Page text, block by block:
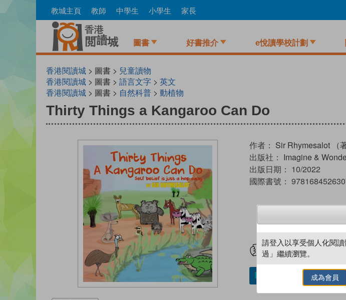
to
教城主頁 教師 中學生 小學生 家長
圖書 好書推介 e悅讀學校計劃
香港閱讀城 > 圖書 > 兒童讀物
香港閱讀城 > 圖書 > 語言文字 > 英文
香港閱讀城 > 圖書 > 自然科普 > 動植物
Thirty Things a Kangaroo Can Do
作者： Sir Rhymesalot （著
出版社： Imagine &
出版日期： 10/2022
國際書號：
試閲
加入／閱讀電子書
請登入以享受個人化閱
過」繼續瀏覽。
成為會員